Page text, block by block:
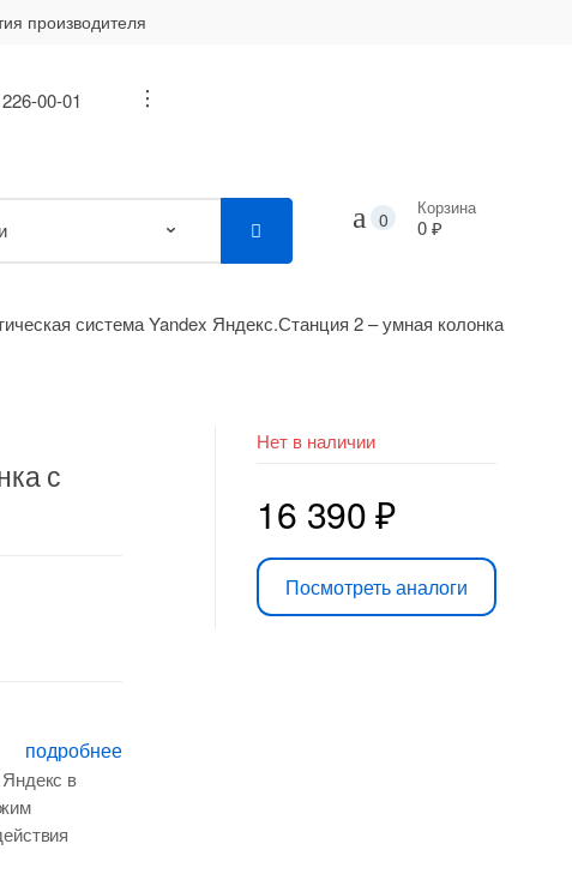
производителя
00-01 ...
0
Корзина
0 ₽
система Yandex Яндекс.Станция 2 – умная колонка
с
подробнее
Яндекс в
Нет в наличии
16 390₽
Посмотреть аналоги